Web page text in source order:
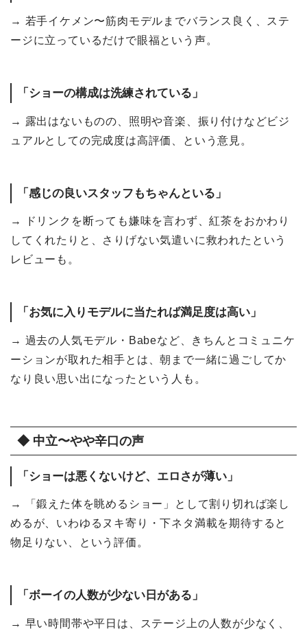
→ 若手イケメン〜筋肉モデルまでバランス良く、ステ
ージに立っているだけで眼福という声。
「ショーの構成は洗練されている」
→ 露出はないものの、照明や音楽、振り付けなどビジ
ュアルとしての完成度は高評価、という意見。
「感じの良いスタッフもちゃんといる」
→ ドリンクを断っても嫌味を言わず、紅茶をおかわり
してくれたりと、さりげない気遣いに救われたという
レビューも。
「お気に入りモデルに当たれば満足度は高い」
→ 過去の人気モデル・Babeなど、きちんとコミュニケ
ーションが取れた相手とは、朝まで一緒に過ごしてか
なり良い思い出になったという人も。
◆ 中立〜やや辛口の声
「ショーは悪くないけど、エロさが薄い」
→ 「鍛えた体を眺めるショー」として割り切れば楽し
めるが、いわゆるヌキ寄り・下ネタ満載を期待すると
物足りない、という評価。
「ボーイの人数が少ない日がある」
→ 早い時間帯や平日は、ステージ上の人数が少なく、